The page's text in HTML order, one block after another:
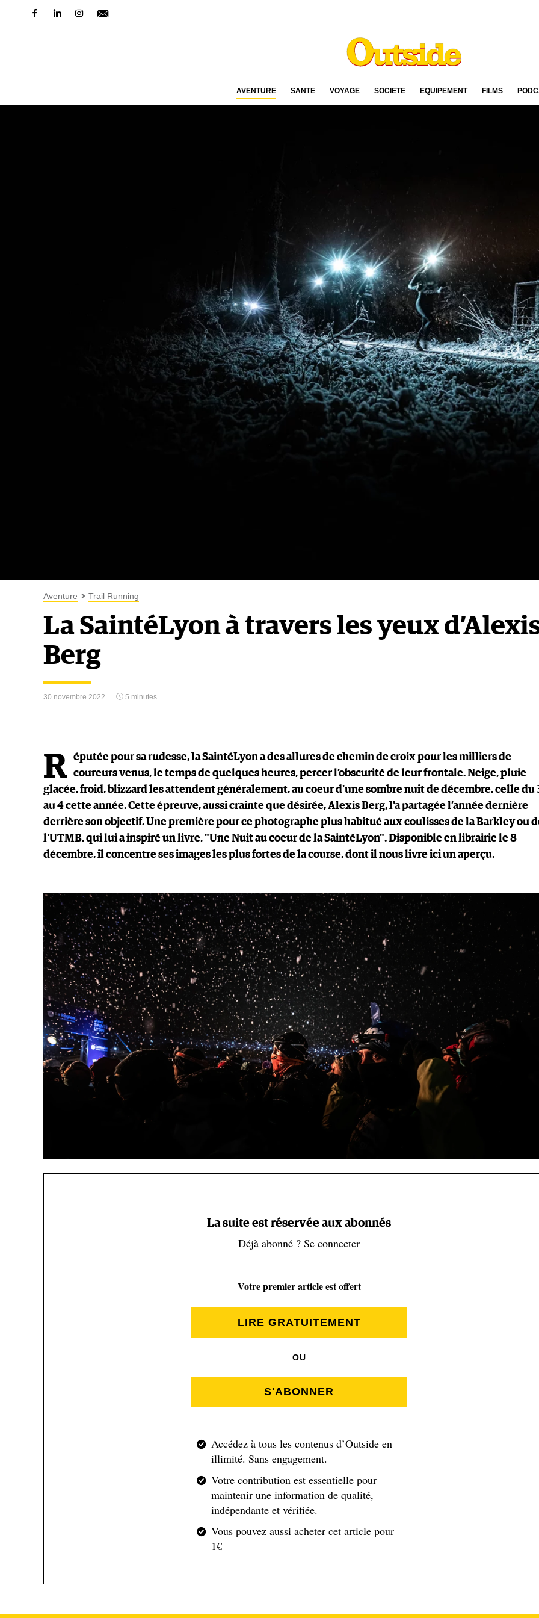
AVENTURE SANTÉ VOYAGE SOCIÉTÉ ÉQUIPEMENT FILMS
Aventure Trail Running
La SaintéLyon à travers les yeux
Berg
30 novembre 2022 5 minutes
R éputée pour sa rudesse, la SaintéLyon a des allures de chemin de croix pour les milliers de
coureurs venus, le temps de quelques heures, percer l’obscurité de leur frontale. Neige, pluie
glacée, froid, blizzard les attendent généralement, au coeur d'une sombre nuit de décembre, celle du
au 4 cette année. Cette épreuve, aussi crainte que désirée, Alexis Berg, l'a partagée l’année dernière
derrière son objectif. Une première pour ce photographe plus habitué aux coulisses de la Barkley ou
l'UTMB, qui lui a inspiré un livre, "Une Nuit au coeur de la SaintéLyon". Disponible en librairie le 8
décembre, il concentre ses images les plus fortes de la course, dont il nous livre ici un aperçu.
Depuis combien de temps suis-tu la SaintéLyon ?
vraiment de plan précis - je ne connaissais pas trop l’événement non plus. Je n’ai donc pas une longue histoire
La suite est réservée aux abonnés
Déjà abonné ? Se connecter
Votre premier article est offert
LIRE GRATUITEMENT
OU
S'ABONNER
Accédez à tous les contenus d’Outside en
illimité. Sans engagement.
Votre contribution est essentielle pour
maintenir une information de qualité,
indépendante et vérifiée.
Vous pouvez aussi acheter cet article pour
1€